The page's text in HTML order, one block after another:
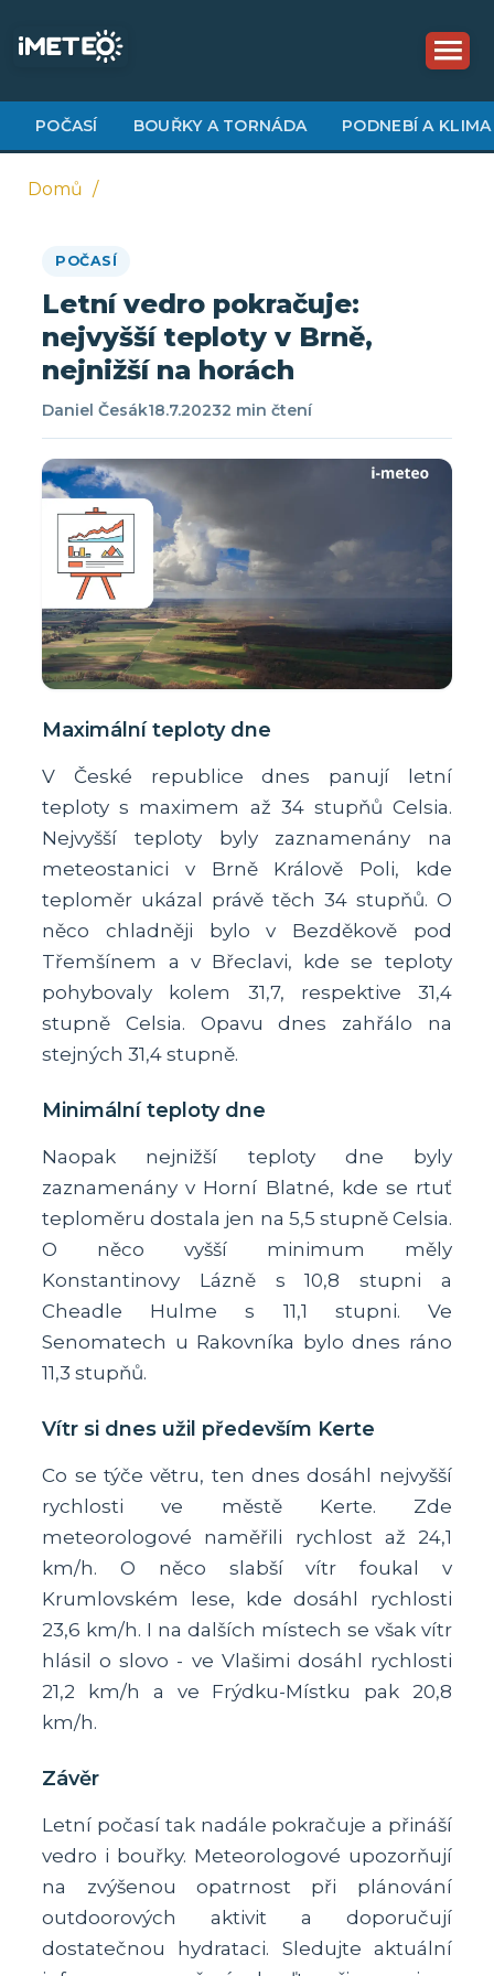
obsahu
POČASÍ BOUŘKY A TORNÁDA PODNEBÍ A KLIMA
navigace
Domů
POČASÍ
Letní vedro pokračuje:
nejvyšší teploty v Brně,
nejnižší na horách
Daniel Česák18.7.20232 min čtení
Maximální teploty dne
V České republice dnes panují letní
teploty s maximem až 34 stupňů Celsia.
Nejvyšší teploty byly zaznamenány na
meteostanici v Brně Králově Poli, kde
teploměr ukázal právě těch 34 stupňů. O
něco chladněji bylo v Bezděkově pod
Třemšínem a v Břeclavi, kde se teploty
pohybovaly kolem 31,7, respektive 31,4
stupně Celsia. Opavu dnes zahřálo na
stejných 31,4 stupně.
Minimální teploty dne
Naopak nejnižší teploty dne byly
zaznamenány v Horní Blatné, kde se rtuť
teploměru dostala jen na 5,5 stupně Celsia.
O něco vyšší minimum měly
Konstantinovy Lázně s 10,8 stupni a
Cheadle Hulme s 11,1 stupni. Ve
Senomatech u Rakovníka bylo dnes ráno
11,3 stupňů.
Vítr si dnes užil především Kerte
Co se týče větru, ten dnes dosáhl nejvyšší
rychlosti ve městě Kerte. Zde
meteorologové naměřili rychlost až 24,1
km/h. O něco slabší vítr foukal v
Krumlovském lese, kde dosáhl rychlosti
23,6 km/h. I na dalších místech se však vítr
hlásil o slovo - ve Vlašimi dosáhl rychlosti
21,2 km/h a ve Frýdku-Místku pak 20,8
km/h.
Závěr
Letní počasí tak nadále pokračuje a přináší
vedro i bouřky. Meteorologové upozorňují
na zvýšenou opatrnost při plánování
outdoorových aktivit a doporučují
dostatečnou hydrataci. Sledujte aktuální